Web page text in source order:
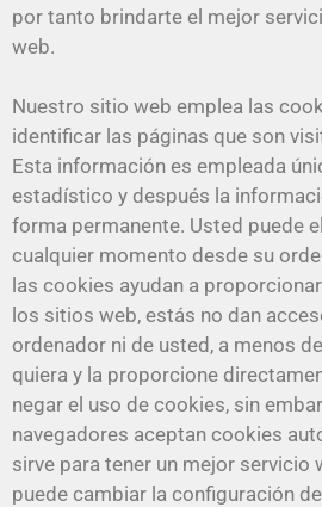
por tanto brindarte el mejor
web.
Nuestro sitio web emplea las
identificar las páginas que son
Esta información es empleada
estadístico y después la
forma permanente. Usted puede
cualquier momento desde su
las cookies ayudan a
los sitios web, estás no dan
ordenador ni de usted, a menos
quiera y la proporcione
negar el uso de cookies, sin
navegadores aceptan cookies
sirve para tener un mejor servicio
puede cambiar la configuración